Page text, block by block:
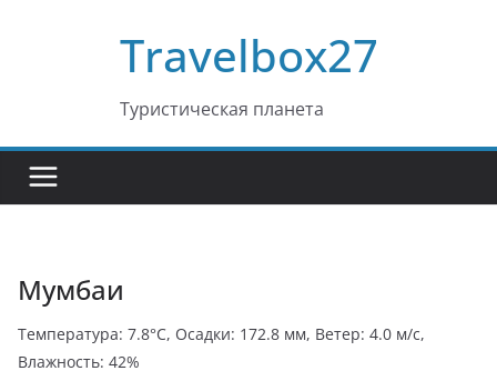
Travelbox27
Туристическая планета
Мумбаи
Температура: 7.8°C, Осадки: 172.8 мм, Ветер: 4.0 м/с,
Влажность: 42%